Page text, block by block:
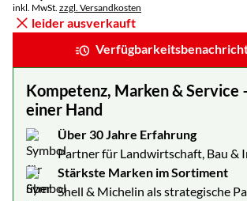
Steuerhinweis:
inkl. MwSt. zzgl. Versandkosten
leider ausverkauft
Kompetenz, Marken & Service
einer Hand
Über 30 Jahre Erfahrung
Partner für Landwirtschaft, Bau &
Stärkste Marken im Sortiment
Shell & Michelin als strategische